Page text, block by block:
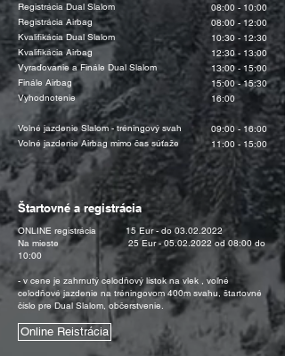
Registrácia Dual Slalom
Registrácia Airbag
Kvalifikácia Dual Slalom
Kvalifikácia Airbag
Vyraďovanie a Finále Dual Slalom
Finále Airbag
Vyhodnotenie
Volné jazdenie Slalom - tréningový svah
Volné jazdenie Airbag mimo čas súťaže
08:00 - 10:00
08:00 - 12:00
10:30 - 12:30
12:30 - 13:00
13:00 - 15:00
15:00 - 15:30
16:00
09:00 - 16:00
11:00 - 15:00
Štartovné a registrácia
ONLINE registrácia 15 Eur - do03.02.2022
Na mieste 25 Eur -05.02.2022 od 08:00 do
10:00
- v cene je zahrnutý celodňový lístok na vlek , voľné
celodňové jazdenie na tréningovom 400m svahu, štartovné
číslo pre Dual Slalom, občerstvenie.
Online Reistrácia